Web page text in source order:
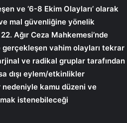
ve ‘6-8 Ekim Olayları’ olarak
mal güvenliğine yönelik
Ağır Ceza Mahkemesi’nde
vahim olayları tekrar
ve radikal gruplar tarafından
dışı eylem/etkinlikler
kamu düzeni ve
istenebileceği